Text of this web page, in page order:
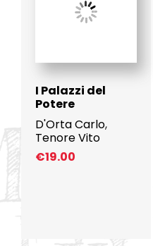
I Palazzi del
Potere
D'Orta Carlo,
Tenore Vito
€19.00